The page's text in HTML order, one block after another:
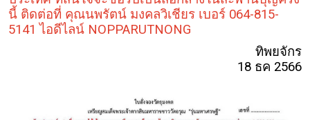
นี้ ติดต่อที่ คุณนพรัตน์ มงคลวิเชียร เบอร์ 064-815-
5141 ไอดีไลน์ NOPPARUTNONG
ทิพยจักร
18 ธค 2566